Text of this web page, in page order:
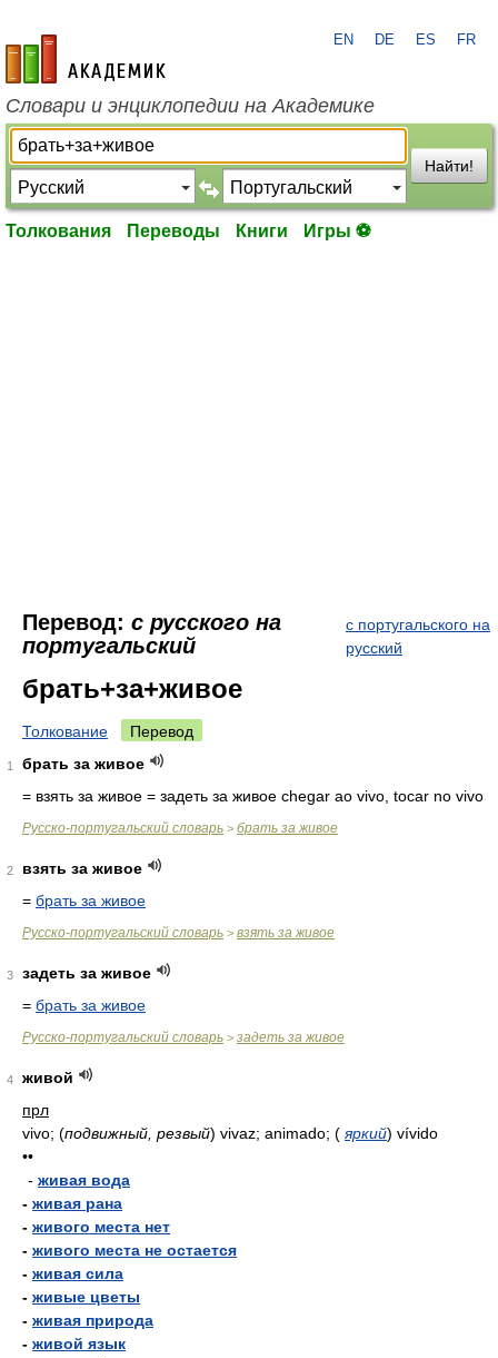
academic.ru
EN DE ES FR
Словари и энциклопедии на Академике
Найти!
Толкования Переводы Книги Игры ⚽
Перевод: с русского на
португальский
с португальского на
русский
брать+за+живое
Толкование Перевод
1
брать за живое
= взять за живое = задеть за живое chegar ao vivo, tocar no vivo
Русско-португальский словарь > брать за живое
2
взять за живое
= брать за живое
Русско-португальский словарь > взять за живое
3
задеть за живое
= брать за живое
Русско-португальский словарь > задеть за живое
4
живой
прл
vivo; (подвижный, резвый) vivaz; animado; ( яркий) vívido
••
- живая вода
- живая рана
- живого места нет
- живого места не остается
- живая сила
- живые цветы
- живая природа
- живой язык